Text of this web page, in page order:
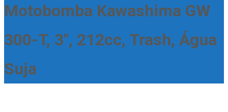
Motobomba Kawashima GW
300-T, 3″, 212cc, Trash, Água
Suja